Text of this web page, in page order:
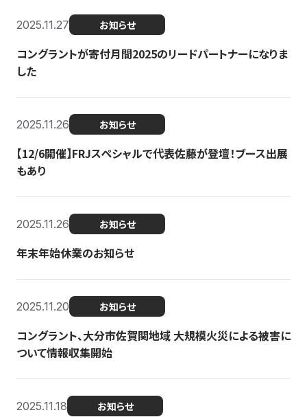
2025.11.27 お知らせ
コングラントが寄付月間2025のリードパートナーになりま
した
2025.11.26 お知らせ
【12/6開催】FRJスペシャルで代表佐藤が登壇！ブース出展
もあり
2025.11.26 お知らせ
年末年始休業のお知らせ
2025.11.20 お知らせ
コングラント、大分市佐賀関地域 大規模火災による被害に
ついて情報収集開始
2025.11.18 お知らせ